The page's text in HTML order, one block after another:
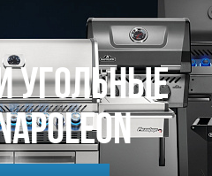
Угольные